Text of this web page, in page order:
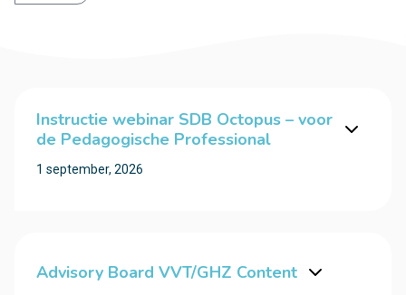
Instructie webinar SDB Octopus – voor
de Pedagogische Professional
1 september, 2026
Advisory Board VVT/GHZ Content